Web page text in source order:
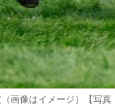
画像はイメージ）【写真